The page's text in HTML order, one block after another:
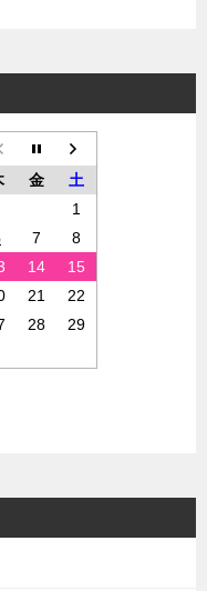
金
土
1
7
8
14
15
21
22
28
29